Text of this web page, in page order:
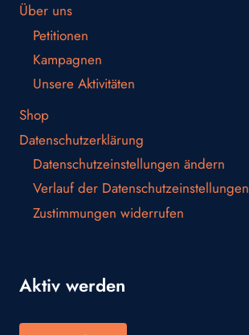
Über uns
Petitionen
Kampagnen
Unsere Aktivitäten
Shop
Datenschutzerklärung
Datenschutzeinstellungen ändern
Verlauf der Datenschutzeinstellungen
Zustimmungen widerrufen
Aktiv werden